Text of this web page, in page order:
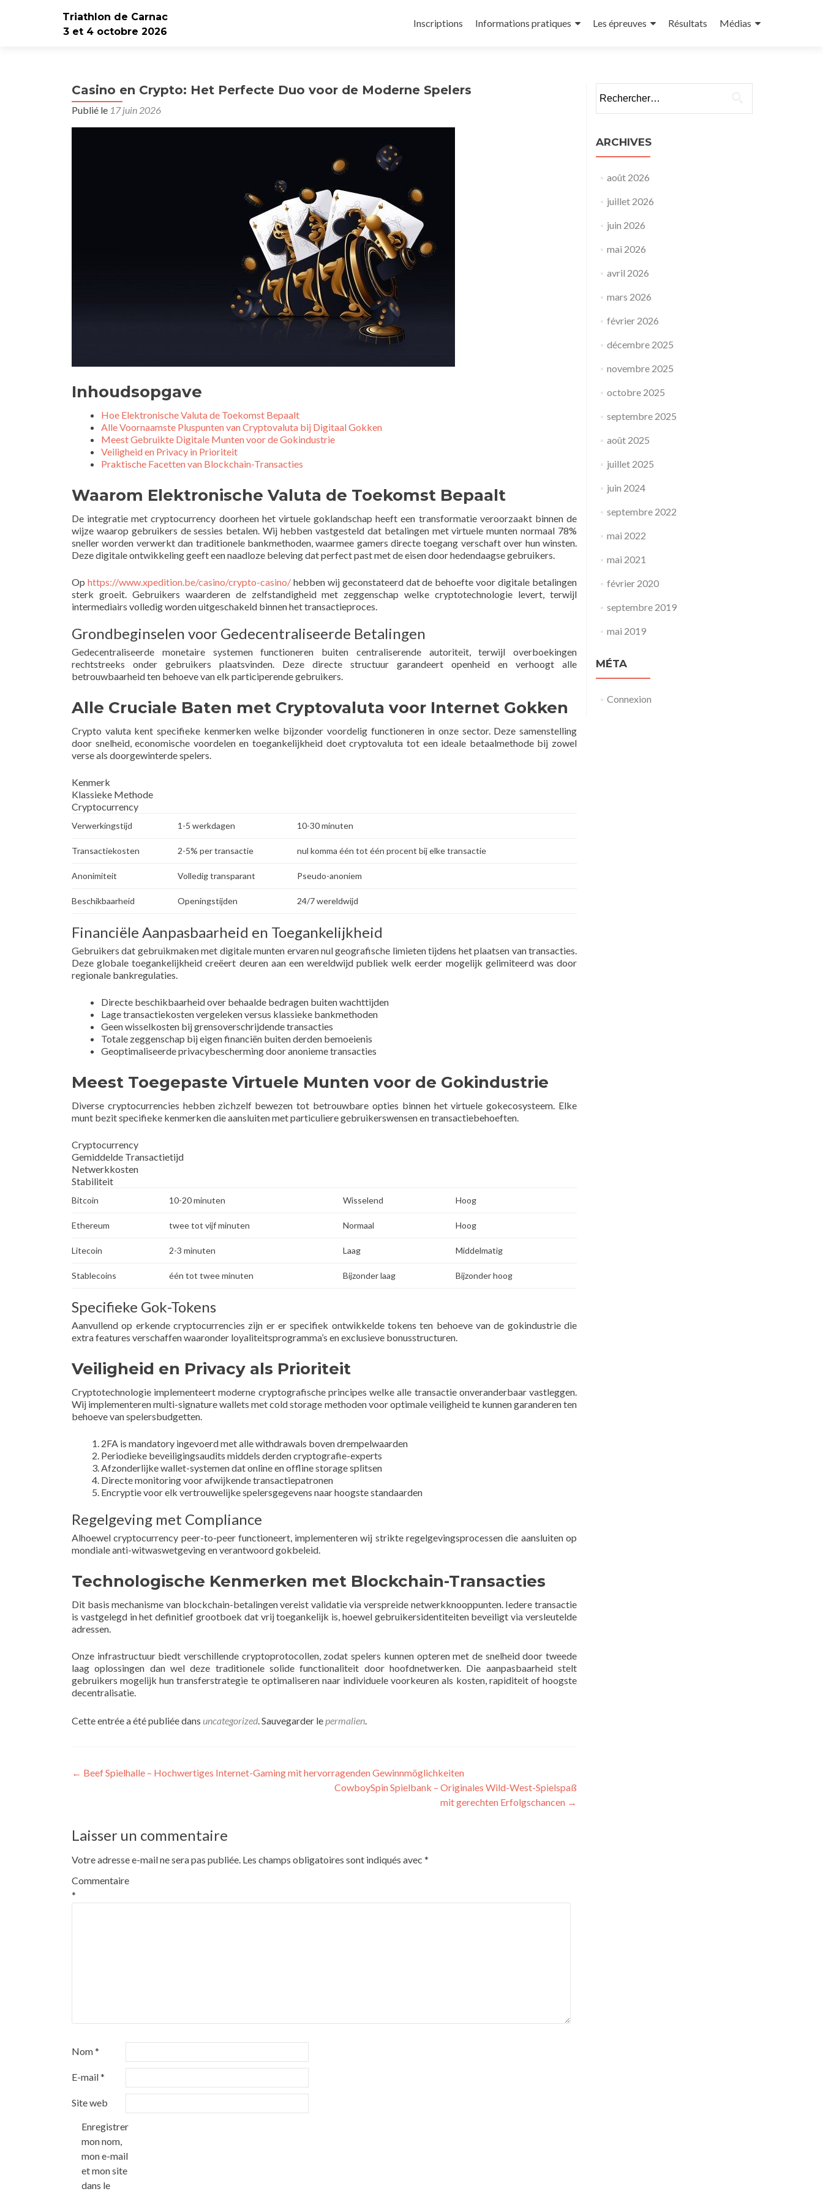
Triathlon de Carnac
3 et 4 octobre 2026
Inscriptions Informations pratiques Les épreuves Résultats Médias
Casino en Crypto: Het Perfecte Duo voor de Moderne Spelers
Publié le 17 juin 2026
Inhoudsopgave
Hoe Elektronische Valuta de Toekomst Bepaalt
Alle Voornaamste Pluspunten van Cryptovaluta bij Digitaal Gokken
Meest Gebruikte Digitale Munten voor de Gokindustrie
Veiligheid en Privacy in Prioriteit
Praktische Facetten van Blockchain-Transacties
Waarom Elektronische Valuta de Toekomst Bepaalt
De integratie met cryptocurrency doorheen het virtuele goklandschap heeft een transformatie veroorzaakt binnen de
wijze waarop gebruikers de sessies betalen. Wij hebben vastgesteld dat betalingen met virtuele munten normaal 78%
sneller worden verwerkt dan traditionele bankmethoden, waarmee gamers directe toegang verschaft over hun winsten.
Deze digitale ontwikkeling geeft een naadloze beleving dat perfect past met de eisen door hedendaagse gebruikers.
Op https://www.xpedition.be/casino/crypto-casino/hebben wij geconstateerd dat de behoefte voor digitale betalingen
sterk groeit. Gebruikers waarderen de zelfstandigheid met zeggenschap welke cryptotechnologie levert, terwijl
intermediairs volledig worden uitgeschakeld binnen het transactieproces.
Grondbeginselen voor Gedecentraliseerde Betalingen
Gedecentraliseerde monetaire systemen functioneren buiten centraliserende autoriteit, terwijl overboekingen
rechtstreeks onder gebruikers plaatsvinden. Deze directe structuur garandeert openheid en verhoogt alle
betrouwbaarheid ten behoeve van elk participerende gebruikers.
Alle Cruciale Baten met Cryptovaluta voor Internet Gokken
Crypto valuta kent specifieke kenmerken welke bijzonder voordelig functioneren in onze sector. Deze samenstelling
door snelheid, economische voordelen en toegankelijkheid doet cryptovaluta tot een ideale betaalmethode bij zowel
verse als doorgewinterde spelers.
Kenmerk
Klassieke Methode
Cryptocurrency
Verwerkingstijd 1-5 werkdagen 10-30 minuten
Transactiekosten 2-5% per transactie nul komma één tot één procent bij elke transactie
Anonimiteit Volledig transparant Pseudo-anoniem
Beschikbaarheid Openingstijden 24/7 wereldwijd
Financiële Aanpasbaarheid en Toegankelijkheid
Gebruikers dat gebruikmaken met digitale munten ervaren nul geografische limieten tijdens het plaatsen van transacties.
Deze globale toegankelijkheid creëert deuren aan een wereldwijd publiek welk eerder mogelijk gelimiteerd was door
regionale bankregulaties.
Directe beschikbaarheid over behaalde bedragen buiten wachttijden
Lage transactiekosten vergeleken versus klassieke bankmethoden
Geen wisselkosten bij grensoverschrijdende transacties
Totale zeggenschap bij eigen financiën buiten derden bemoeienis
Geoptimaliseerde privacybescherming door anonieme transacties
Meest Toegepaste Virtuele Munten voor de Gokindustrie
Diverse cryptocurrencies hebben zichzelf bewezen tot betrouwbare opties binnen het virtuele gokecosysteem. Elke
munt bezit specifieke kenmerken die aansluiten met particuliere gebruikerswensen en transactiebehoeften.
Cryptocurrency
Gemiddelde Transactietijd
Netwerkkosten
Stabiliteit
Bitcoin 10-20 minuten Wisselend Hoog
Ethereum twee tot vijf minuten Normaal Hoog
Litecoin 2-3 minuten Laag Middelmatig
Stablecoins één tot twee minuten Bijzonder laag Bijzonder hoog
Specifieke Gok-Tokens
Aanvullend op erkende cryptocurrencies zijn er er specifiek ontwikkelde tokens ten behoeve van de gokindustrie die
extra features verschaffen waaronder loyaliteitsprogramma’s en exclusieve bonusstructuren.
Veiligheid en Privacy als Prioriteit
Cryptotechnologie implementeert moderne cryptografische principes welke alle transactie onveranderbaar vastleggen.
Wij implementeren multi-signature wallets met cold storage methoden voor optimale veiligheid te kunnen garanderen ten
behoeve van spelersbudgetten.
2FA is mandatory ingevoerd met alle withdrawals boven drempelwaarden
Periodieke beveiligingsaudits middels derden cryptografie-experts
Afzonderlijke wallet-systemen dat online en offline storage splitsen
Directe monitoring voor afwijkende transactiepatronen
Encryptie voor elk vertrouwelijke spelersgegevens naar hoogste standaarden
Regelgeving met Compliance
Alhoewel cryptocurrency peer-to-peer functioneert, implementeren wij strikte regelgevingsprocessen die aansluiten op
mondiale anti-witwaswetgeving en verantwoord gokbeleid.
Technologische Kenmerken met Blockchain-Transacties
Dit basis mechanisme van blockchain-betalingen vereist validatie via verspreide netwerkknooppunten. Iedere transactie
is vastgelegd in het definitief grootboek dat vrij toegankelijk is, hoewel gebruikersidentiteiten beveiligt via versleutelde
adressen.
Onze infrastructuur biedt verschillende cryptoprotocollen, zodat spelers kunnen opteren met de snelheid door tweede
laag oplossingen dan wel deze traditionele solide functionaliteit door hoofdnetwerken. Die aanpasbaarheid stelt
gebruikers mogelijk hun transferstrategie te optimaliseren naar individuele voorkeuren als kosten, rapiditeit of hoogste
decentralisatie.
Cette entrée a été publiée dans uncategorized. Sauvegarder lepermalien.
← Beef Spielhalle – Hochwertiges Internet-Gaming mit hervorragenden Gewinnmöglichkeiten
CowboySpin Spielbank – Originales Wild-West-Spielspaß
mit gerechten Erfolgschancen →
Laisser un commentaire
Votre adresse e-mail ne sera pas publiée. Les champs obligatoires sont indiqués avec *
Commentaire
*
Nom*
E-mail*
Site web
Enregistrer
mon nom,
mon e-mail
et mon site
dans le
ARCHIVES
août 2026
juillet 2026
juin 2026
mai 2026
avril 2026
mars 2026
février 2026
décembre 2025
novembre 2025
octobre 2025
septembre 2025
août 2025
juillet 2025
juin 2024
septembre 2022
mai 2022
mai 2021
février 2020
septembre 2019
mai 2019
MÉTA
Connexion